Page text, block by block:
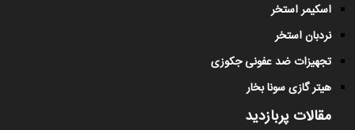
اسکیمر استخر
نردبان استخر
تجهیزات ضد عفونی جکوزی
هیتر گازی سونا بخار
مقالات پربازدید